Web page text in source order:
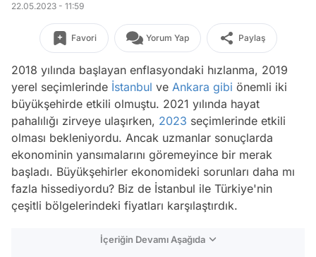
22.05.2023 - 11:59
Favori Yorum Yap Paylaş
2018 yılında başlayan enflasyondaki hızlanma, 2019
yerel seçimlerinde İstanbul ve Ankara gibi önemli iki
büyükşehirde etkili olmuştu. 2021 yılında hayat
pahalılığı zirveye ulaşırken, 2023 seçimlerinde etkili
olması bekleniyordu. Ancak uzmanlar sonuçlarda
ekonominin yansımalarını göremeyince bir merak
başladı. Büyükşehirler ekonomideki sorunları daha mı
fazla hissediyordu? Biz de İstanbul ile Türkiye'nin
çeşitli bölgelerindeki fiyatları karşılaştırdık.
İçeriğin Devamı Aşağıda